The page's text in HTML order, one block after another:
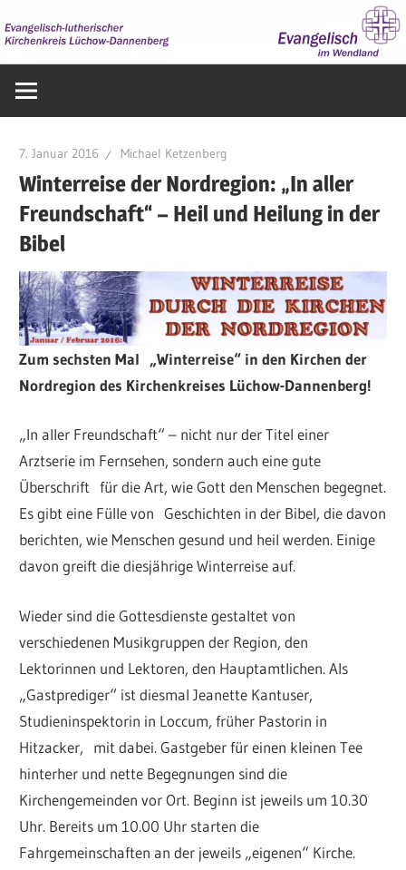
Inhalt
springen
im
7. Januar 2016 Michael Ketzenberg
Winterreise der Nordregion: „In aller
Freundschaft“ – Heil und Heilung in der
Bibel
Zum sechsten Mal „Winterreise“ in den Kirchen der
Nordregion des Kirchenkreises Lüchow-Dannenberg!
„In aller Freundschaft“ – nicht nur der Titel einer
Arztserie im Fernsehen, sondern auch eine gute
Überschrift für die Art, wie Gott den Menschen begegnet.
Es gibt eine Fülle von Geschichten in der Bibel, die davon
berichten, wie Menschen gesund und heil werden. Einige
davon greift die diesjährige Winterreise auf.
Wieder sind die Gottesdienste gestaltet von
verschiedenen Musikgruppen der Region, den
Lektorinnen und Lektoren, den Hauptamtlichen. Als
„Gastprediger“ ist diesmal Jeanette Kantuser,
Studieninspektorin in Loccum, früher Pastorin in
Hitzacker, mit dabei. Gastgeber für einen kleinen Tee
hinterher und nette Begegnungen sind die
Kirchengemeinden vor Ort. Beginn ist jeweils um 10.30
Uhr. Bereits um 10.00 Uhr starten die
Fahrgemeinschaften an der jeweils „eigenen“ Kirche.